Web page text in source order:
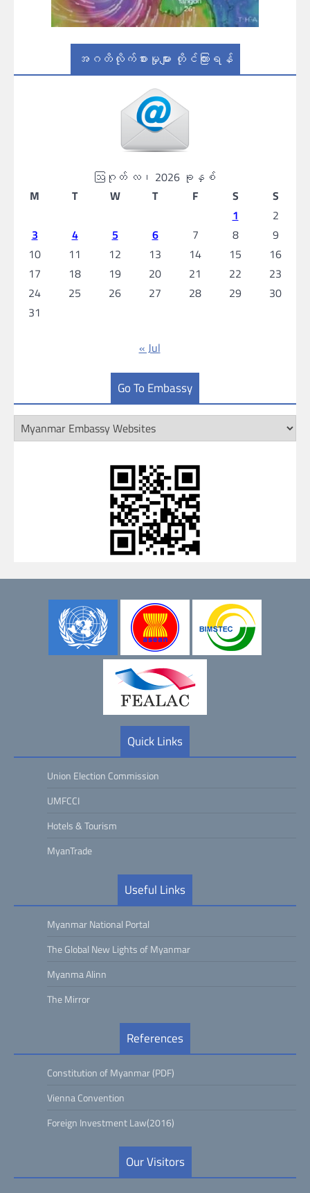
အဂတိလိုက်စားမှုများ တိုင်ကြားရန်
ဩဂုတ် လ၊ 2026 ခုနှစ်
M
T W T F S
S
1
2
3
4 5 6 7 8
9
10
11 12 13 14 15
16
17
18 19 20 21 22
23
24
25 26 27 28 29
30
31
« Jul
Go To Embassy
Quick Links
Union Election Commission
UMFCCI
Hotels & Tourism
MyanTrade
Useful Links
Myanmar National Portal
The Global New Lights of Myanmar
Myanma Alinn
The Mirror
References
Constitution of Myanmar (PDF)
Vienna Convention
Foreign Investment Law(2016)
Our Visitors